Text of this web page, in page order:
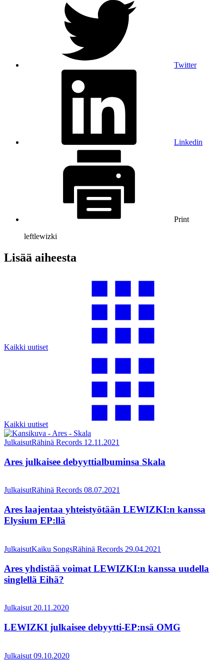
Twitter
Linkedin
Print
leftlewizki
Lisää aiheesta
Kaikki uutiset
Kaikki uutiset
JulkaisutRähinä Records 12.11.2021
Ares julkaisee debyyttialbuminsa Skala
JulkaisutRähinä Records 08.07.2021
Ares laajentaa yhteistyötään LEWIZKI:n kanssa
Elysium EP:llä
JulkaisutKaiku SongsRähinä Records 29.04.2021
Ares yhdistää voimat LEWIZKI:n kanssa uudella
singlellä Eihä?
Julkaisut 20.11.2020
LEWIZKI julkaisee debyytti-EP:nsä OMG
Julkaisut 09.10.2020